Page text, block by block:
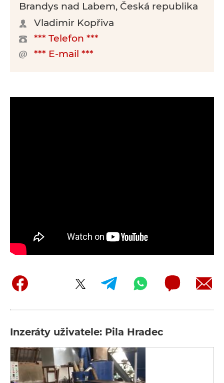
Brandys nad Labem, Česká republika
Vladimir Kopřiva
*** Telefon ***
*** E-mail ***
Inzeráty uživatele: Pila Hradec